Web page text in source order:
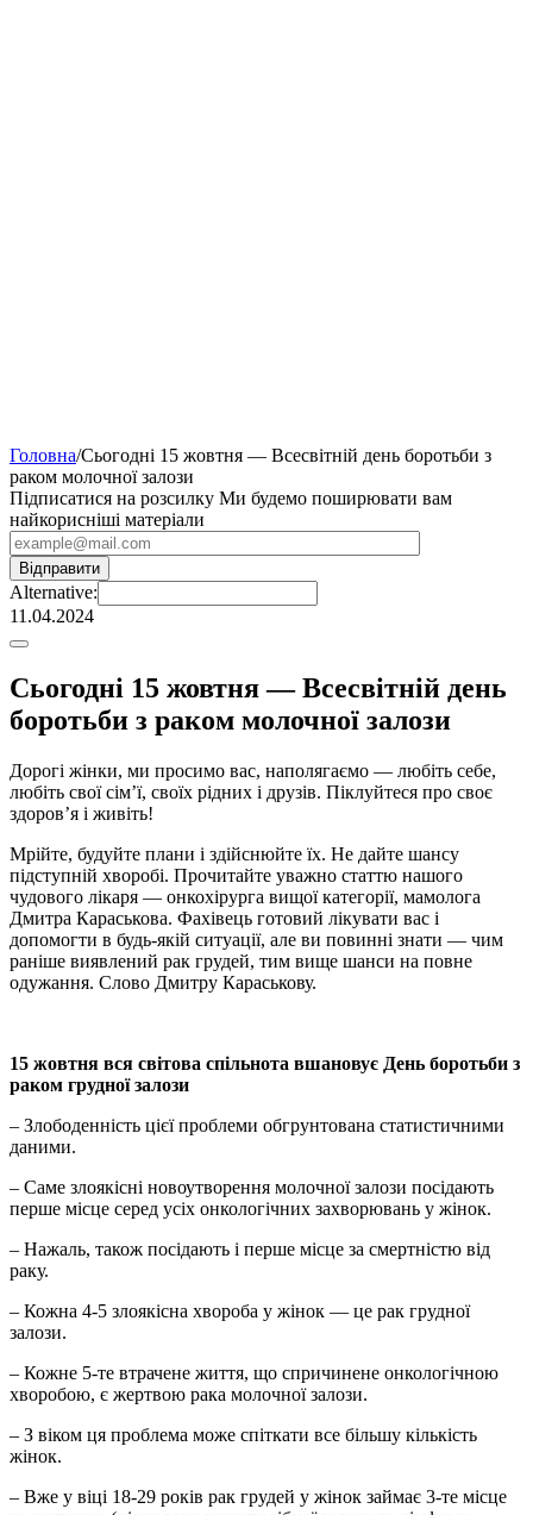
Головна/Сьогодні 15 жовтня — Всесвітній день боротьби з
раком молочної залози
Підписатися на розсилку Ми будемо поширювати вам
найкорисніші матеріали
Alternative:
11.04.2024
Сьогодні 15 жовтня — Всесвітній день
боротьби з раком молочної залози
Дорогі жінки, ми просимо вас, наполягаємо — любіть себе,
любіть свої сім’ї, своїх рідних і друзів. Піклуйтеся про своє
здоров’я і живіть!
Мрійте, будуйте плани і здійснюйте їх. Не дайте шансу
підступній хворобі. Прочитайте уважно статтю нашого
чудового лікаря — онкохірурга вищої категорії, мамолога
Дмитра Караськова. Фахівець готовий лікувати вас і
допомогти в будь-якій ситуації, але ви повинні знати — чим
раніше виявлений рак грудей, тим вище шанси на повне
одужання. Слово Дмитру Караськову.
15 жовтня вся світова спільнота вшановує День боротьби з
раком грудної залози
– Злободенність цієї проблеми обгрунтована статистичними
даними.
– Саме злоякісні новоутворення молочної залози посідають
перше місце серед усіх онкологічних захворювань у жінок.
– Нажаль, також посідають і перше місце за смертністю від
раку.
– Кожна 4-5 злоякісна хвороба у жінок — це рак грудної
залози.
– Кожне 5-те втрачене життя, що спричинене онкологічною
хворобою, є жертвою рака молочної залози.
– З віком ця проблема може спіткати все більшу кількість
жінок.
– Вже у віці 18-29 років рак грудей у жінок займає 3-те місце